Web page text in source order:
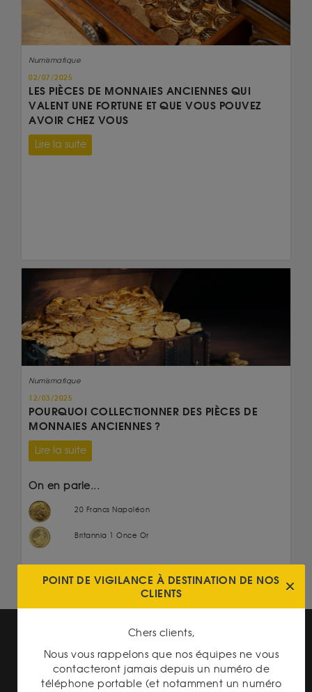
Numismatique
02/07/2025
LES PIÈCES DE MONNAIES ANCIENNES QUI
VALENT UNE FORTUNE ET QUE VOUS POUVEZ
AVOIR CHEZ VOUS
Lire la suite
Numismatique
12/03/2025
POURQUOI COLLECTIONNER DES PIÈCES DE
MONNAIES ANCIENNES ?
Lire la suite
On en parle...
20 Francs Napoléon
Britannia 1 Once Or
POINT DE VIGILANCE À DESTINATION DE NOS
CLIENTS
Chers clients,
Nous vous rappelons que nos équipes ne vous
contacteront jamais depuis un numéro de
téléphone portable (et notamment un numéro